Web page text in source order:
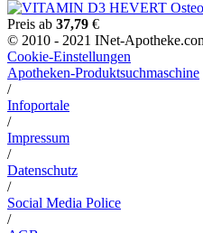
Preis ab 37,79 €
© 2010 - 2021 INet-
Cookie-Einstellungen
Apotheken-Produktsuchmaschine
/
Infoportale
/
Impressum
/
Datenschutz
/
Social Media Police
/